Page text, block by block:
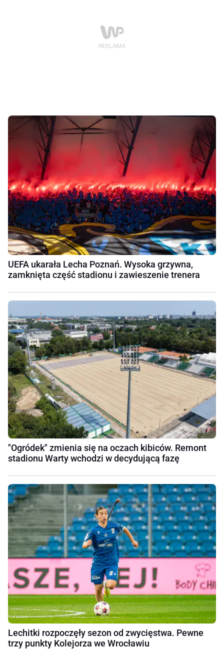
UEFA ukarała Lecha Poznań. Wysoka grzywna,
zamknięta część stadionu i zawieszenie trenera
"Ogródek" zmienia się na oczach kibiców. Remont
stadionu Warty wchodzi w decydującą fazę
Lechitki rozpoczęły sezon od zwycięstwa. Pewne
trzy punkty Kolejorza we Wrocławiu